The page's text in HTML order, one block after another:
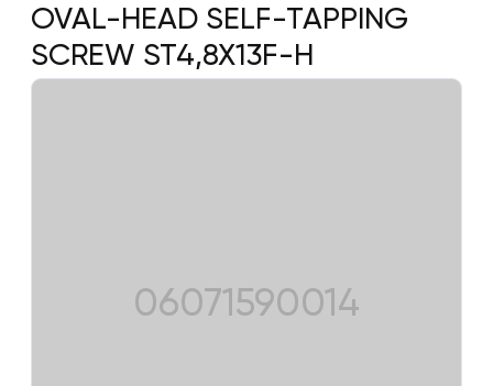
OVAL-HEAD SELF-TAPPING
SCREW ST4,8X13F-H
06071590014